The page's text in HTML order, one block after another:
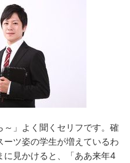
～」よく聞くセリフです。確
ツ姿の学生が増えているわ
に見かけると、「ああ来年4